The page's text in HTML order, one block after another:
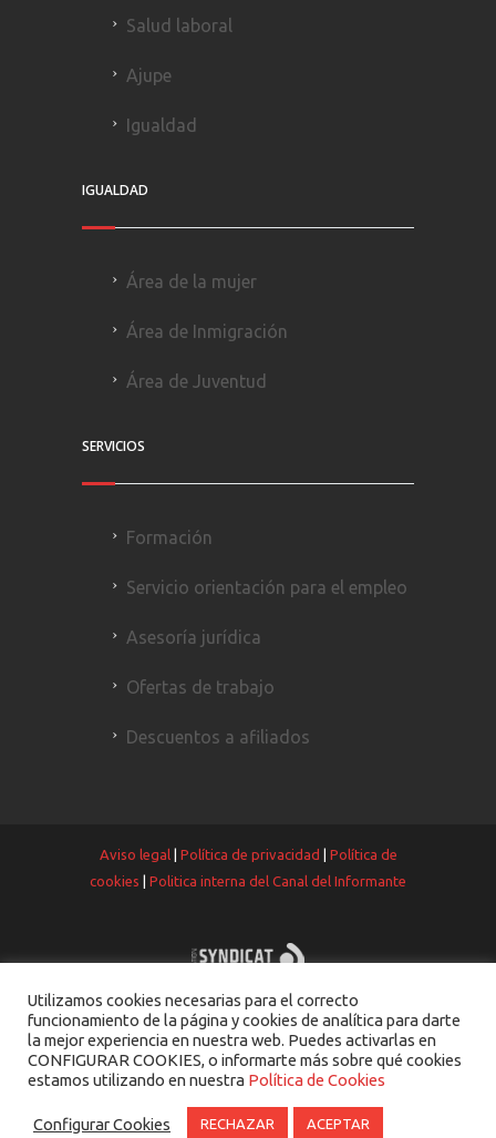
Salud laboral
Ajupe
Igualdad
IGUALDAD
Área de la mujer
Área de Inmigración
Área de Juventud
SERVICIOS
Formación
Servicio orientación para el empleo
Asesoría jurídica
Ofertas de trabajo
Descuentos a afiliados
Aviso legal | Política de privacidad | Política de
cookies | Politica interna del Canal del Informante
Utilizamos cookies necesarias para el correcto
funcionamiento de la página y cookies de analítica para darte
la mejor experiencia en nuestra web. Puedes activarlas en
CONFIGURAR COOKIES, o informarte más sobre qué cookies
estamos utilizando en nuestra Política de Cookies
Configurar Cookies RECHAZAR ACEPTAR